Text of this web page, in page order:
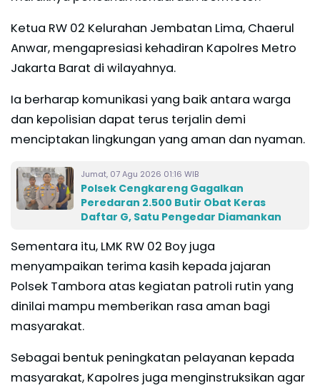
Ketua RW 02 Kelurahan Jembatan Lima, Chaerul
Anwar, mengapresiasi kehadiran Kapolres Metro
Jakarta Barat di wilayahnya.
Ia berharap komunikasi yang baik antara warga
dan kepolisian dapat terus terjalin demi
menciptakan lingkungan yang aman dan nyaman.
Jumat, 07 Agu 2026 01:16 WIB
Polsek Cengkareng Gagalkan
Peredaran 2.500 Butir Obat Keras
Daftar G, Satu Pengedar Diamankan
Sementara itu, LMK RW 02 Boy juga
menyampaikan terima kasih kepada jajaran
Polsek Tambora atas kegiatan patroli rutin yang
dinilai mampu memberikan rasa aman bagi
masyarakat.
Sebagai bentuk peningkatan pelayanan kepada
masyarakat, Kapolres juga menginstruksikan agar